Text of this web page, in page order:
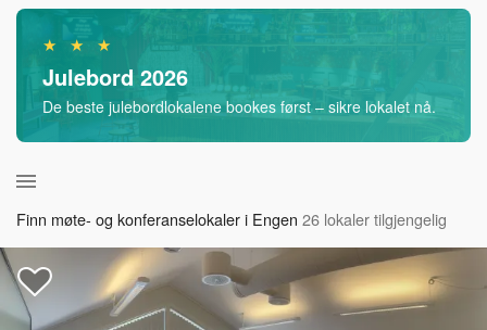
★ ★ ★
Julebord 2026
De beste julebordlokalene bookes først – sikre lokalet nå.
Finn møte- og konferanselokaler i Engen 26 lokaler tilgjengelig